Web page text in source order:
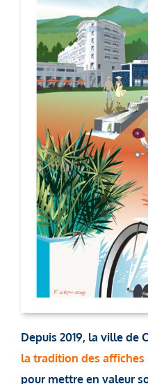
Depuis 2019, la ville de
la tradition des
pour mettre en valeur